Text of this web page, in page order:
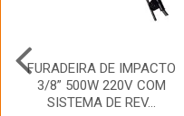
FURADEIRA DE IMPACTO
3/8” 500W 220V COM
SISTEMA DE REV...